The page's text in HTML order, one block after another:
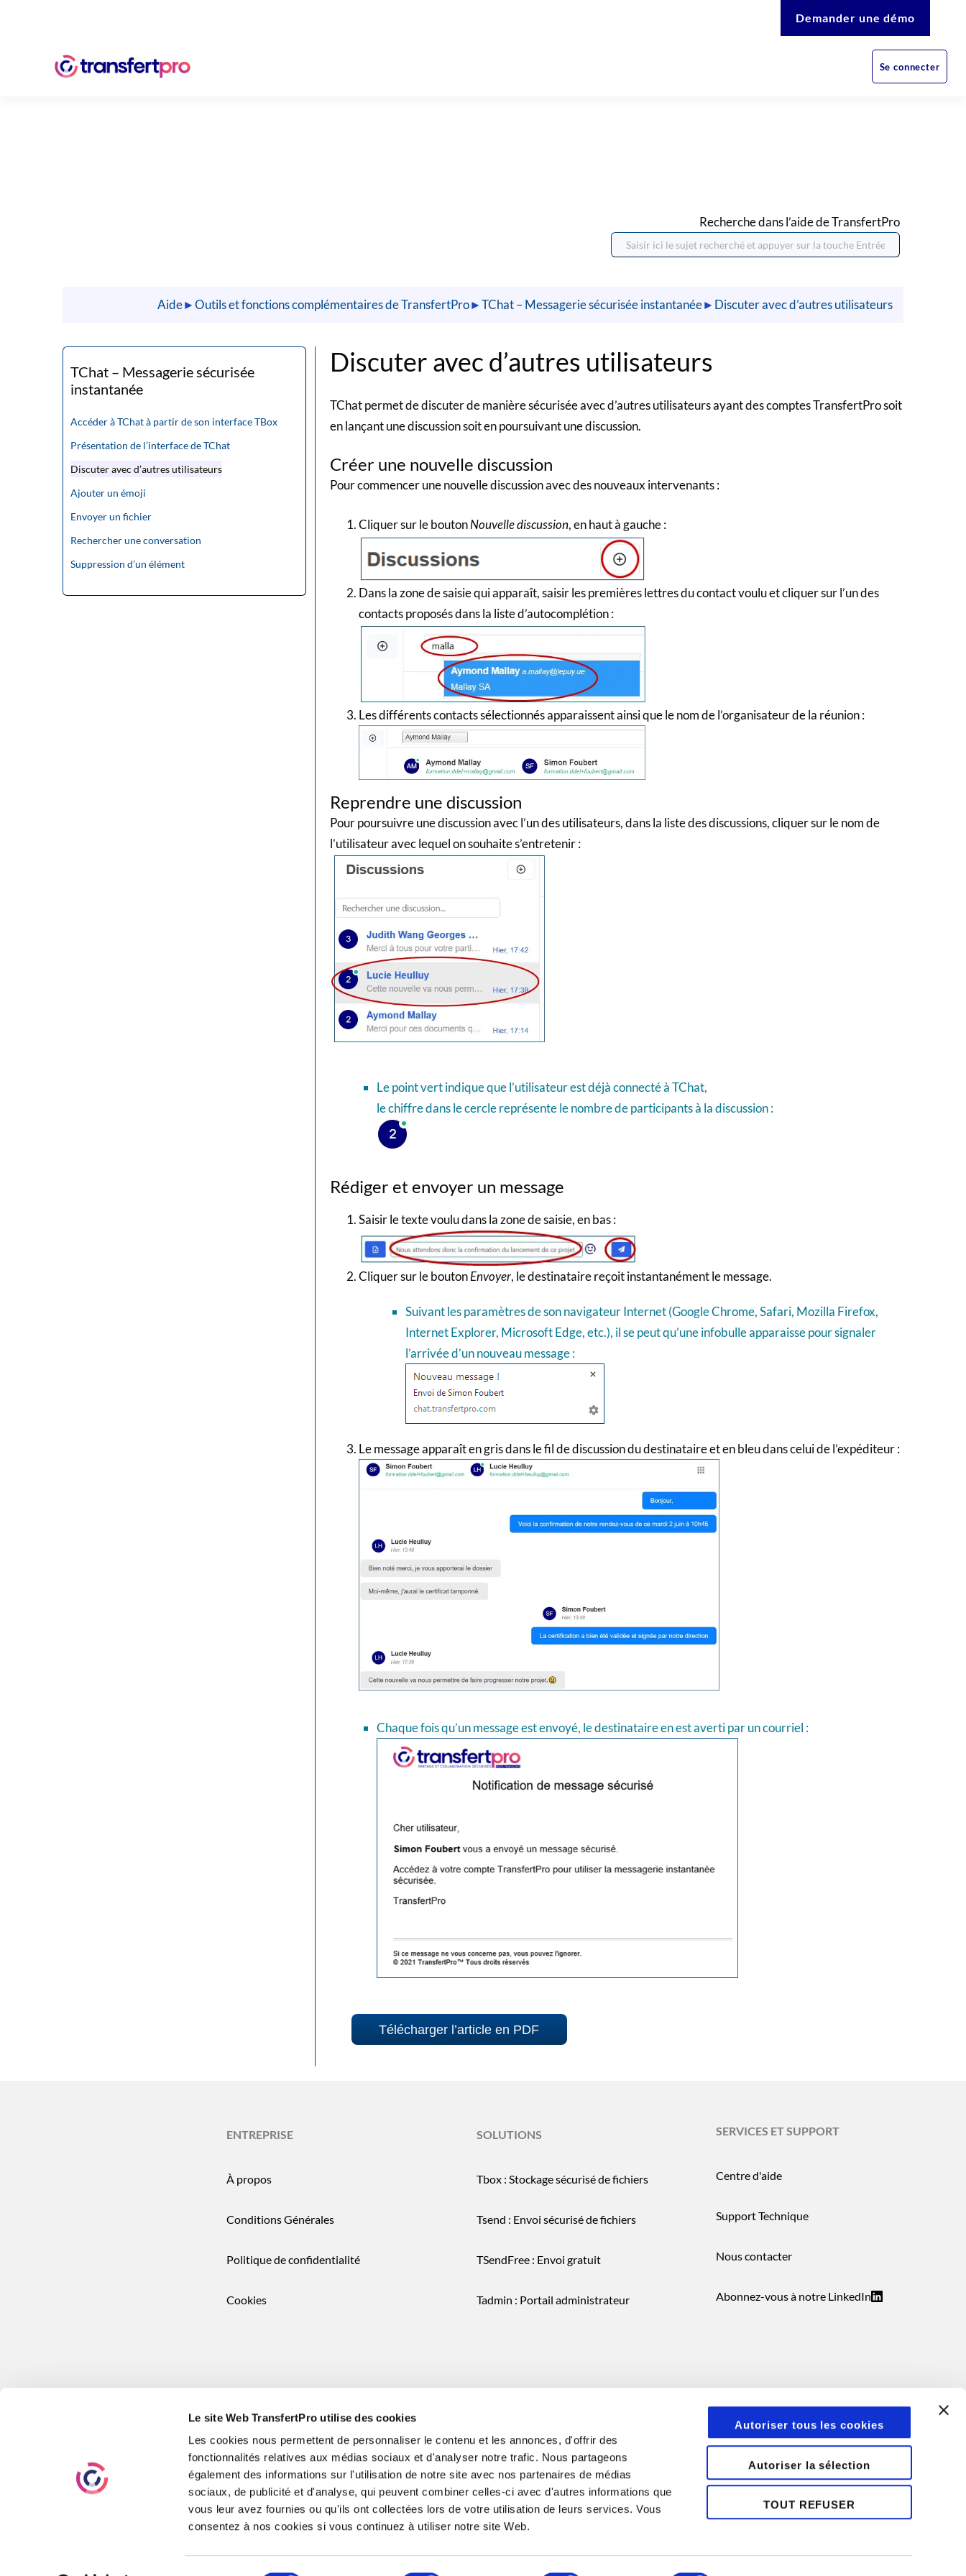
Le site Web TransfertPro utilise des cookies
Les cookies nous permettent de personnaliser le contenu et les annonces, d'offrir des
fonctionnalités relatives aux médias sociaux et d'analyser notre trafic. Nous partageons
également des informations sur l'utilisation de notre site avec nos partenaires de médias
sociaux, de publicité et d'analyse, qui peuvent combiner celles-ci avec d'autres informations que
vous leur avez fournies ou qu'ils ont collectées lors de votre utilisation de leurs services. Vous
consentez à nos cookies si vous continuez à utiliser notre site Web.
Autoriser tous les cookies
Autoriser la sélection
TOUT REFUSER
Demander une démo
Se connecter
Recherche dans l’aide de TransfertPro
Aide►Outils et fonctions complémentaires de TransfertPro►TChat – Messagerie sécurisée instantanée► Discuter avec d’autres utilisateurs
TChat – Messagerie sécurisée
instantanée
Accéder à TChat à partir de son interface TBox
Présentation de l’interface de TChat
Discuter avec d’autres utilisateurs
Ajouter un émoji
Envoyer un fichier
Rechercher une conversation
Suppression d’un élément
Discuter avec d’autres utilisateurs
TChat permet de discuter de manière sécurisée avec d’autres utilisateurs ayant des comptes TransfertPro soit
en lançant une discussion soit en poursuivant une discussion.
Créer une nouvelle discussion
Pour commencer une nouvelle discussion avec des nouveaux intervenants :
Cliquer sur le boutonNouvelle discussion, en haut à gauche :
Dans la zone de saisie qui apparaît, saisir les premières lettres du contact voulu et cliquer sur l’un des
contacts proposés dans la liste d’autocomplétion :
Les différents contacts sélectionnés apparaissent ainsi que le nom de l’organisateur de la réunion :
Reprendre une discussion
Pour poursuivre une discussion avec l’un des utilisateurs, dans la liste des discussions, cliquer sur le nom de
l’utilisateur avec lequel on souhaite s’entretenir :
Le point vert indique que l’utilisateur est déjà connecté à TChat,
le chiffre dans le cercle représente le nombre de participants à la discussion :
Rédiger et envoyer un message
Saisir le texte voulu dans la zone de saisie, en bas :
Cliquer sur le boutonEnvoyer, le destinataire reçoit instantanément le message.
Suivant les paramètres de son navigateur Internet (Google Chrome, Safari, Mozilla Firefox,
Internet Explorer, Microsoft Edge, etc.), il se peut qu’une infobulle apparaisse pour signaler
l’arrivée d’un nouveau message :
Le message apparaît en gris dans le fil de discussion du destinataire et en bleu dans celui de l’expéditeur :
Chaque fois qu’un message est envoyé, le destinataire en est averti par un courriel :
Télécharger l’article en PDF
ENTREPRISE
À propos
Conditions Générales
Politique de confidentialité
Cookies
SOLUTIONS
Tbox : Stockage sécurisé de fichiers
Tsend : Envoi sécurisé de fichiers
TSendFree : Envoi gratuit
Tadmin : Portail administrateur
SERVICES ET SUPPORT
Centre d'aide
Support Technique
Nous contacter
Abonnez-vous à notre LinkedIn